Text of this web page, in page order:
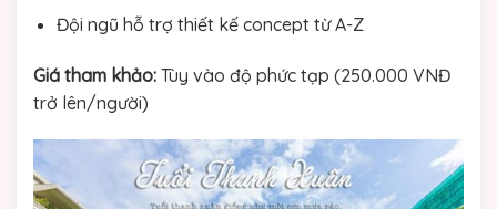
Đội ngũ hỗ trợ thiết kế concept từ A-Z
Giá tham khảo: Tùy vào độ phức tạp (250.000 VNĐ
trở lên/người)